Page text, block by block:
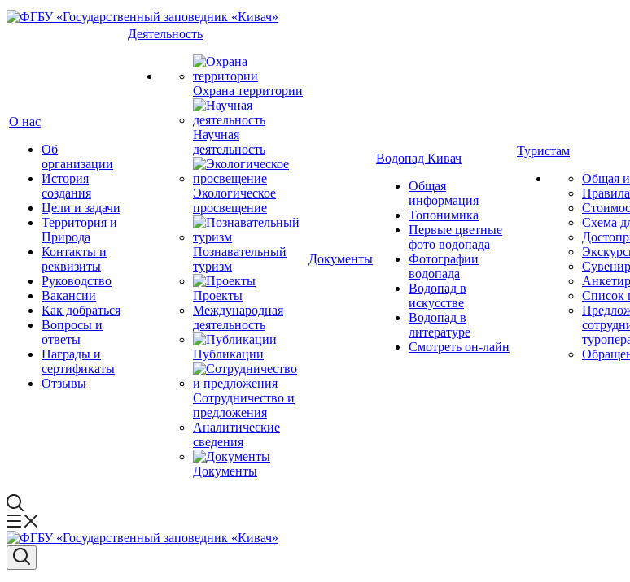
О нас
Об
организации
История
создания
Цели и задачи
Территория и
Природа
Контакты и
реквизиты
Руководство
Вакансии
Как добраться
Вопросы и
ответы
Награды и
сертификаты
Отзывы
Деятельность
Охрана территории
Научная
деятельность
Экологическое
просвещение
Познавательный
туризм
Проекты
Международная
деятельность
Публикации
Сотрудничество и
предложения
Аналитические
сведения
Документы
Документы
Водопад Кивач
Общая
информация
Топонимика
Первые цветные
фото водопада
Фотографии
водопада
Водопад в
искусстве
Водопад в
литературе
Смотреть он-лайн
Туристам
Общая
Схема
Список